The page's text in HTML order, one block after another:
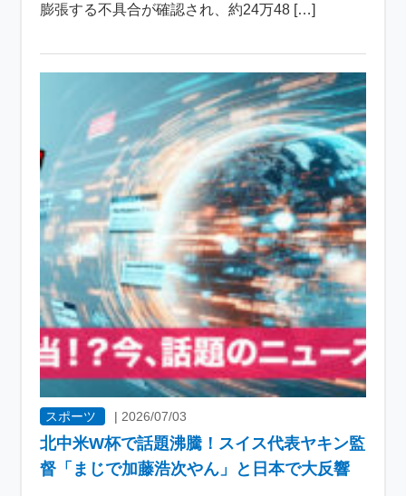
膨張する不具合が確認され、約24万48 […]
スポーツ | 2026/07/03
北中米W杯で話題沸騰！スイス代表ヤキン監
督「まじで加藤浩次やん」と日本で大反響